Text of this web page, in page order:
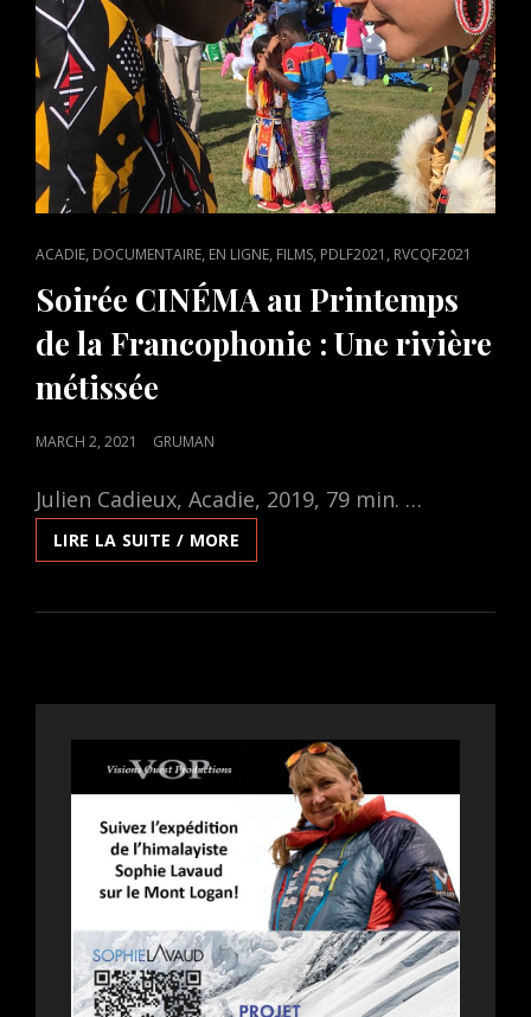
CAT
ACADIE, DOCUMENTAIRE, EN LIGNE, FILMS, PDLF2021 , RVCQF2021
Soirée CINÉMA au Printemps
de la Francophonie : Une rivière
métissée
POSTED
MARCH 2, 2021 GRUMAN
Julien Cadieux, Acadie, 2019, 79 min. …
LIRE LA SUITE / MORE
CINÉMA
PRINTEMPS
UNE
RIVIÈRE
MÉTISSÉE